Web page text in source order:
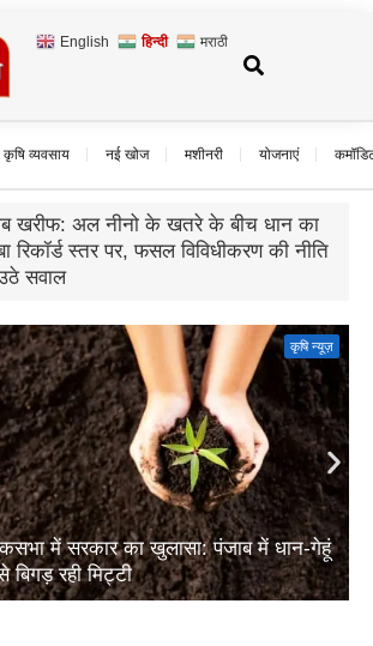
English हिन्दी मराठी
कृषि व्यवसाय नई खोज मशीनरी योजनाएं
का मखाना: पहली बार ऑस्ट्रेलिया भेजी गई
मखाने की खेप, किसानों के लिए खुलेंगे
के नए रास्ते
कृषि न्यूज़
में सरकार का खुलासा: पंजाब में धान-गेहूं
बिगड़ रही मिट्टी